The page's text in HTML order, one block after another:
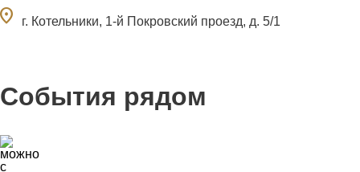
г. Котельники, 1-й Покровский проезд, д. 5/1
События рядом